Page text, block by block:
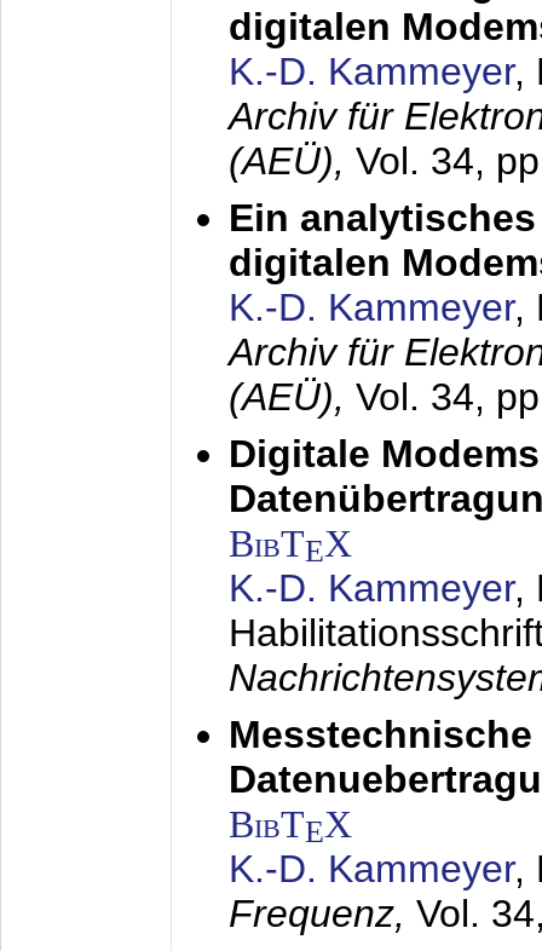
digitalen
K.-D. Kammeyer,
Archiv für
(AEÜ), Vol. 34,
Ein
digitalen
K.-D. Kammeyer,
Archiv für
(AEÜ), Vol. 34,
Digitale
BibTEX
K.-D. Kammeyer,
BibTEX
K.-D. Kammeyer,
Frequenz, Vol.